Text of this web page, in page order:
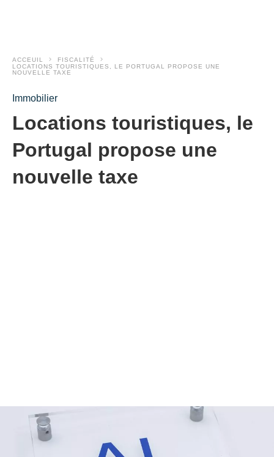
ACCEUIL
FISCALITÉ
LOCATIONS TOURISTIQUES, LE PORTUGAL PROPOSE UNE
NOUVELLE TAXE
Immobilier
Locations touristiques, le
Portugal propose une
nouvelle taxe